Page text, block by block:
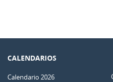
CALENDARIOS
Calendario 2026